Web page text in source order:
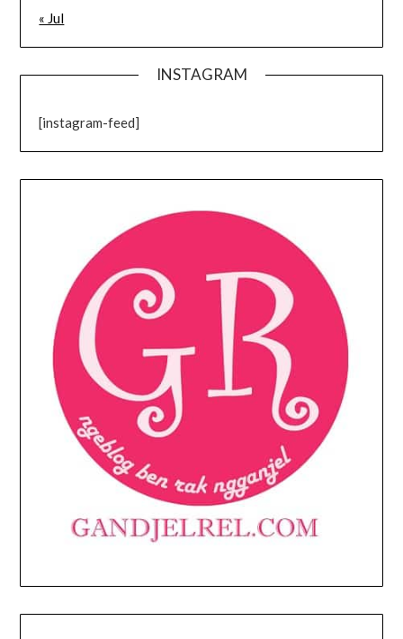
« Jul
INSTAGRAM
[instagram-feed]